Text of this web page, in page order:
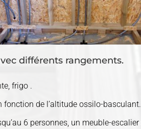
différents rangements.
frigo .
fonction de l’altitude ossilo-basculant.
6 personnes, un meuble-